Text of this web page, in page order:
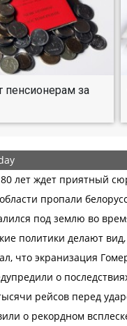
пенсионерам за